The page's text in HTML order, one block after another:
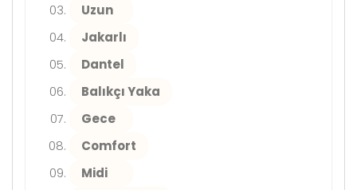
Uzun
Jakarlı
Dantel
Balıkçı Yaka
Gece
Comfort
Midi